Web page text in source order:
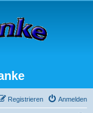
Anmelden
Registrieren